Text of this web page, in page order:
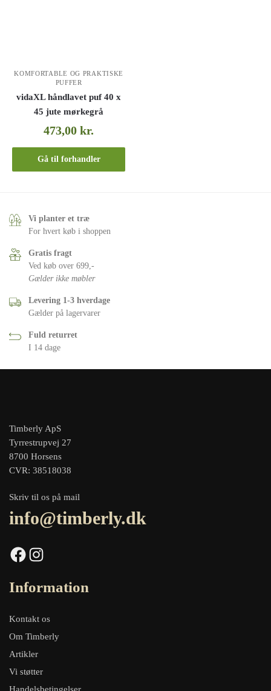
KOMFORTABLE OG PRAKTISKE
PUFFER
vidaXL håndlavet puf 40 x
45 jute mørkegrå
473,00kr.
Gå til forhandler
Vi planter et træ
For hvert køb i shoppen
Gratis fragt
Ved køb over 699,-
Gælder ikke møbler
Levering 1-3 hverdage
Gælder på lagervarer
Fuld returret
I 14 dage
Timberly ApS
Tyrrestrupvej 27
8700 Horsens
CVR: 38518038
Skriv til os på mail
info@timberly.dk
Facebook Instagram
Information
Kontakt os
Om Timberly
Artikler
Vi støtter